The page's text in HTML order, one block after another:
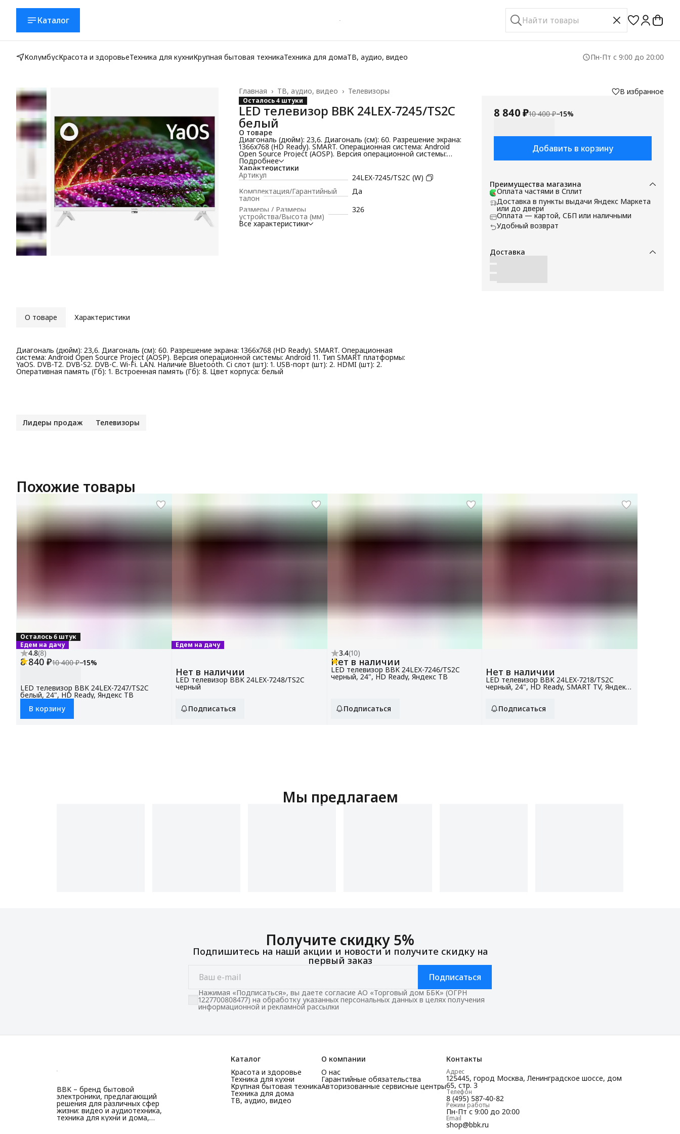
Каталог
КолумбусКрасота и здоровьеТехника для кухниКрупная бытовая техникаТехника для домаТВ, аудио, видео Пн-Пт с 9:00 до 20:00
Телевизоры
ТВ, аудио, видео ›
Главная ›
Осталось 4 штуки
LED телевизор BBK 24LEX-7245/TS2C
белый
О товаре
Диагональ (дюйм): 23,6. Диагональ (см): 60. Разрешение экрана:
1366x768 (HD Ready). SMART. Операционная система: Android
Open Source Project (AOSP). Версия операционной системы:
Android 11. Тип SMART платформы: YaOS. DVB-T2. DVB-S2. DVB-
C. Wi-Fi. LAN. Наличие Bluetooth. Ci слот (шт): 1. USB-порт (шт):
2. HDMI (шт): 2. Оперативная память (Гб): 1. Встроенная память
(Гб): 8. Цвет корпуса: белый
Подробнее
Характеристики
Артикул
24LEX-7245/TS2C (W)
Комплектация/Гарантийный
талон
Да
Размеры / Размеры
устройства/Высота (мм)
326
Все характеристики
В избранное
8 840 ₽10 400 ₽−15%
Добавить в корзину
Преимущества магазина
Оплата частями в Сплит
Доставка в пункты выдачи Яндекс Маркета
или до двери
Оплата — картой, СБП или наличными
Удобный возврат
Доставка
О товаре Характеристики
Диагональ (дюйм): 23,6. Диагональ (см): 60. Разрешение экрана: 1366x768 (HD Ready). SMART. Операционная
система: Android Open Source Project (AOSP). Версия операционной системы: Android 11. Тип SMART платформы:
YaOS. DVB-T2. DVB-S2. DVB-C. Wi-Fi. LAN. Наличие Bluetooth. Ci слот (шт): 1. USB-порт (шт): 2. HDMI (шт): 2.
Оперативная память (Гб): 1. Встроенная память (Гб): 8. Цвет корпуса: белый
Лидеры продаж Телевизоры
Похожие товары
Осталось 6 штук
Едем на дачу
4.8(8)
8 840 ₽10 400 ₽−15%
LED телевизор BBK 24LEX-7247/TS2C
белый, 24", HD Ready, Яндекс ТВ
В корзину
Едем на дачу
Нет в наличии
LED телевизор BBK 24LEX-7248/TS2C
черный
Подписаться
3.4(10)
Нет в наличии
LED телевизор BBK 24LEX-7246/TS2C
черный, 24", HD Ready, Яндекс ТВ
Подписаться
Нет в наличии
LED телевизор BBK 24LEX-7218/TS2C
черный, 24", HD Ready, SMART TV, Яндекс
ТВ
Подписаться
Мы предлагаем
Получите скидку 5%
Подпишитесь на наши акции и новости и получите скидку на
первый заказ
Подписаться
Нажимая «Подписаться», вы даете согласие АО «Торговый дом ББК» (ОГРН
1227700808477) на обработку указанных персональных данных в целях получения
информационной и рекламной рассылки
BBK – бренд бытовой
электроники, предлагающий
решения для различных сфер
жизни: видео и аудиотехника,
техника для кухни и дома,
красоты и здоровья.
Каталог
Красота и здоровье
Техника для кухни
Крупная бытовая техника
Техника для дома
ТВ, аудио, видео
О компании
О нас
Гарантийные обязательства
Авторизованные сервисные центры
Контакты
Адрес
125445, город Москва, Ленинградское шоссе, дом
65, стр. 3
Телефон
8 (495) 587-40-82
Режим работы
Пн-Пт с 9:00 до 20:00
Email
shop@bbk.ru